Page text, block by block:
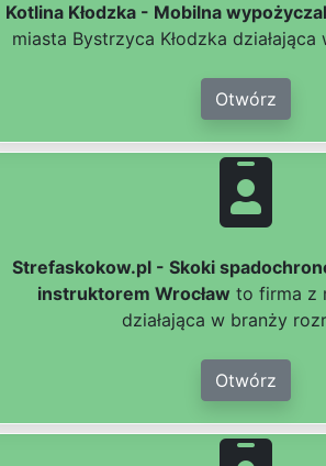
Kotlina Kłodzka - Mobilna
miasta Bystrzyca Kłodzka
Otwórz
Strefaskokow.pl - Skoki
instruktorem Wrocław to firma z
działająca w branży
Otwórz